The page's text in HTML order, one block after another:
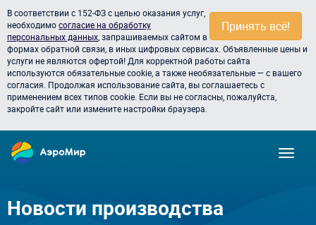
Принять всё!
В соответствии с 152-ФЗ с целью оказания услуг,
необходимосогласие на обработку
персональных данных , запрашиваемых сайтом в
формах обратной связи, в иных цифровых сервисах. Объявленные цены и
услуги не являются офертой! Для корректной работы сайта
используются обязательные cookie, а также необязательные — с вашего
согласия. Продолжая использование сайта, вы соглашаетесь с
применением всех типов cookie. Если вы не согласны, пожалуйста,
закройте сайт или измените настройки браузера.
Новости производства